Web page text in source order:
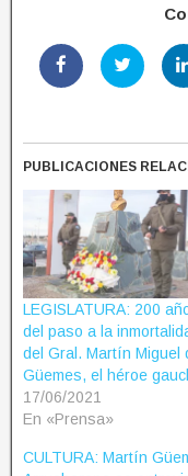
PUBLICACIONES
LEGISLATURA: 200
del paso a la
del Gral. Martín Miguel
Güemes, el héroe
17/06/2021
En «Prensa»
CULTURA: Martín